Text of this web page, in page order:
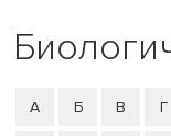
А Б В Г